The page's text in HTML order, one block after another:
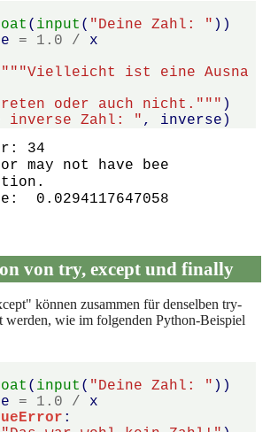
( input ( "Deine Zahl: " ))
= 1.0 /
x
"""Vielleicht ist eine Ausna
oder auch nicht."""
)
inverse Zahl: " , inverse )
34
may not have bee
0.0294117647058
von try, except und finally
können zusammen für denselben try-
werden, wie im folgenden Python-Beispiel
( input ( "Deine Zahl: " ))
= 1.0 /
x
: